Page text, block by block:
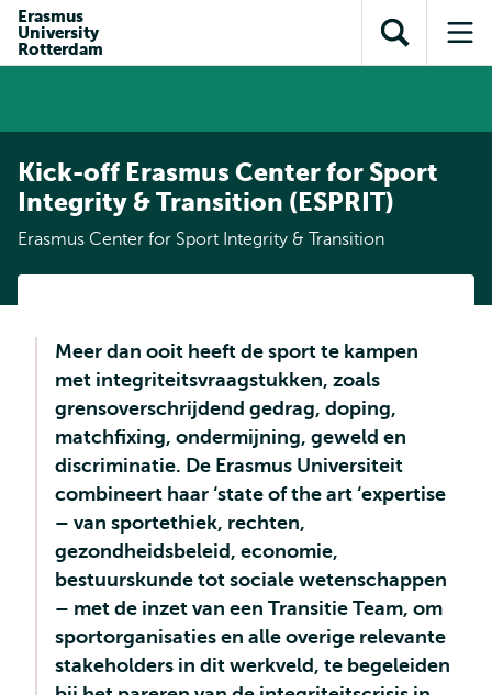
inhoud
Direct naar
subnavigatie
Erasmus
University
Rotterdam
Toon
zoekveld
Kick-off Erasmus Center for Sport
Integrity & Transition (ESPRIT)
Erasmus Center for Sport Integrity & Transition
Meer dan ooit heeft de sport te kampen
met integriteitsvraagstukken, zoals
grensoverschrijdend gedrag, doping,
matchfixing, ondermijning, geweld en
discriminatie. De Erasmus Universiteit
combineert haar ‘state of the art ‘expertise
– van sportethiek, rechten,
gezondheidsbeleid, economie,
bestuurskunde tot sociale wetenschappen
– met de inzet van een Transitie Team, om
sportorganisaties en alle overige relevante
stakeholders in dit werkveld, te begeleiden